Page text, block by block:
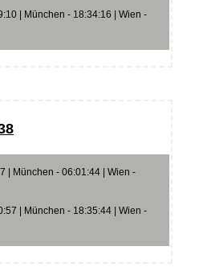
| München - 18:34:16 | Wien -
| München - 06:01:44 | Wien -
| München - 18:35:44 | Wien -